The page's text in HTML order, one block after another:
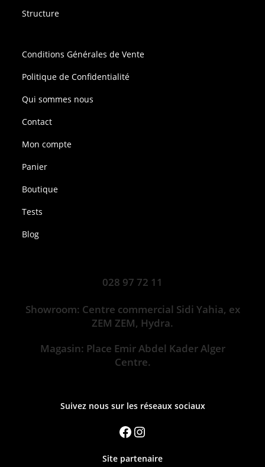
Structure
Conditions Générales de Vente
Politique de Confidentialité
Qui sommes nous
Contact
Mon compte
Panier
Boutique
Tests
Blog
028 97 72 11
Showroom: Centre commercial Sidi Yahia, ex
ZEM ZEM, Hydra.
Magasin: Place Emir Abdel Kader Alger
Centre.
Suivez nous sur les réseaux sociaux
Site partenaire